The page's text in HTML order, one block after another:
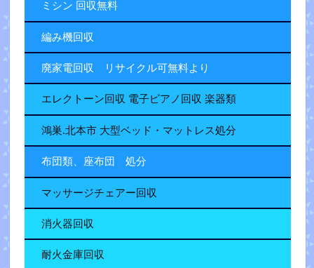
ミシン 回収無料
編み機回収
廃家電回収 リサイクル可無料より
エレクトーン回収 電子ピアノ回収 楽器類
鴻巣.北本市 大型ベッド・マットレス処分
布団類、座布団 処分
マッサージチェアー回収
消火器回収
耐火金庫回収